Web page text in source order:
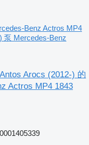
Benz Actros MP4
泵 Mercedes-Benz
Arocs (2012-) 的
Actros MP4 1843